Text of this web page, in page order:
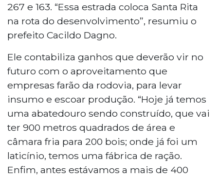
267 e 163. “Essa estrada coloca Santa Rita
na rota do desenvolvimento”, resumiu o
prefeito Cacildo Dagno.
Ele contabiliza ganhos que deverão vir no
futuro com o aproveitamento que
empresas farão da rodovia, para levar
insumo e escoar produção. “Hoje já temos
uma abatedouro sendo construído, que vai
ter 900 metros quadrados de área e
câmara fria para 200 bois; onde já foi um
laticínio, temos uma fábrica de ração.
Enfim, antes estávamos a mais de 400